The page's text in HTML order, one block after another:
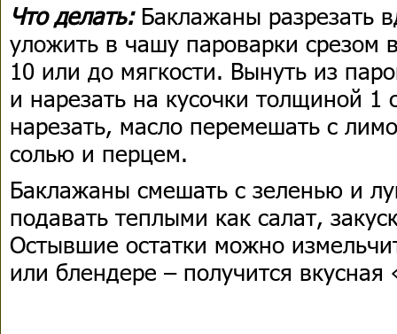
Что делать:Баклажаны разрезать
уложить в чашу пароварки срезом
10 или до мягкости. Вынуть из
и нарезать на кусочки толщиной 1
нарезать, масло перемешать с
солью и перцем.
Баклажаны смешать с зеленью и
подавать теплыми как салат,
Остывшие остатки можно
или блендере – получится вкусная